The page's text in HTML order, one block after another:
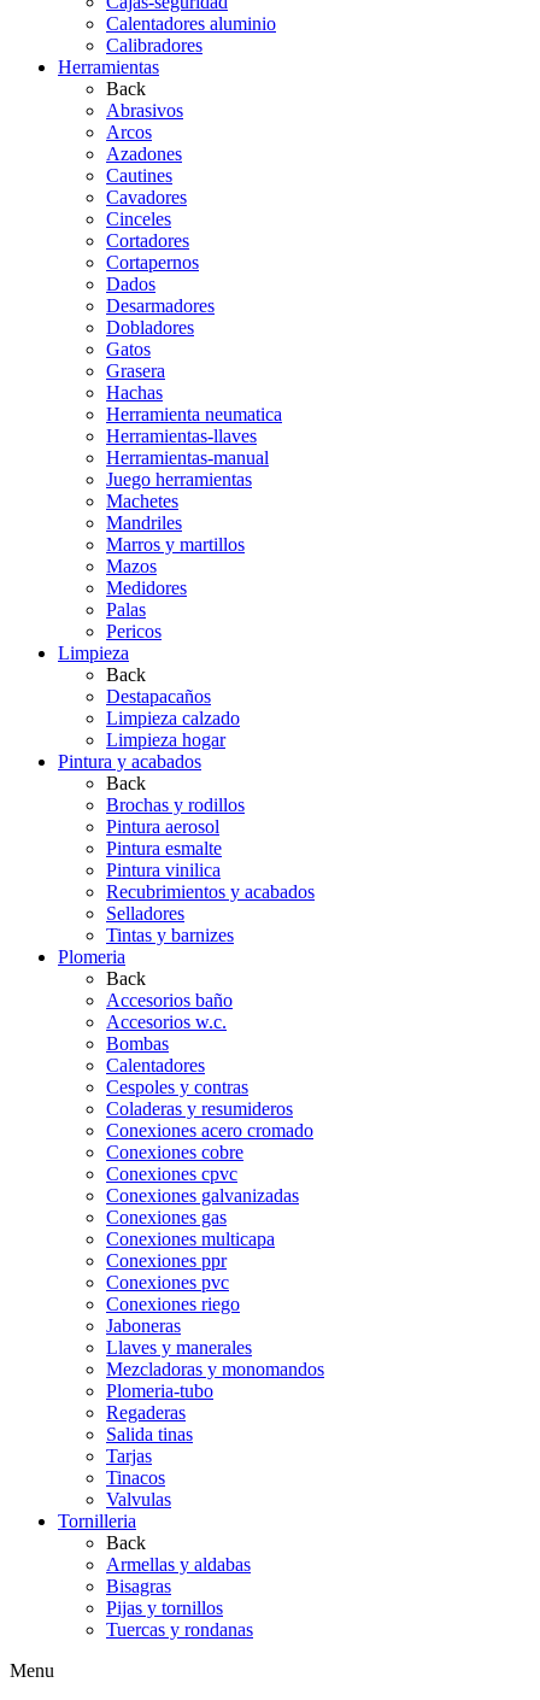
Calentadores aluminio
Calibradores
Herramientas
Back
Abrasivos
Arcos
Azadones
Cautines
Cavadores
Cinceles
Cortadores
Cortapernos
Dados
Desarmadores
Dobladores
Gatos
Grasera
Hachas
Herramienta neumatica
Herramientas-llaves
Herramientas-manual
Juego herramientas
Machetes
Mandriles
Marros y martillos
Mazos
Medidores
Palas
Pericos
Limpieza
Back
Destapacaños
Limpieza calzado
Limpieza hogar
Pintura y acabados
Back
Brochas y rodillos
Pintura aerosol
Pintura esmalte
Pintura vinilica
Recubrimientos y acabados
Selladores
Tintas y barnizes
Plomeria
Back
Accesorios baño
Accesorios w.c.
Bombas
Calentadores
Cespoles y contras
Coladeras y resumideros
Conexiones acero cromado
Conexiones cobre
Conexiones cpvc
Conexiones galvanizadas
Conexiones gas
Conexiones multicapa
Conexiones ppr
Conexiones pvc
Conexiones riego
Jaboneras
Llaves y manerales
Mezcladoras y monomandos
Plomeria-tubo
Regaderas
Salida tinas
Tarjas
Tinacos
Valvulas
Tornilleria
Back
Armellas y aldabas
Bisagras
Pijas y tornillos
Tuercas y rondanas
Menu